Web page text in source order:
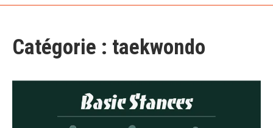
Catégorie : taekwondo